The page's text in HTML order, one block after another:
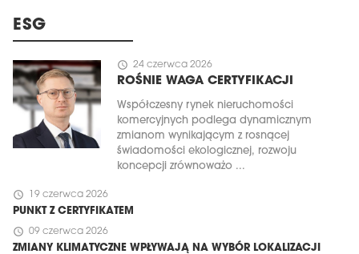
ESG
schedule 24 czerwca 2026
ROŚNIE WAGA CERTYFIKACJI
Współczesny rynek nieruchomości
komercyjnych podlega dynamicznym
zmianom wynikającym z rosnącej
świadomości ekologicznej, rozwoju
koncepcji zrównoważo ...
schedule 19 czerwca 2026
PUNKT Z CERTYFIKATEM
schedule 09 czerwca 2026
ZMIANY KLIMATYCZNE WPŁYWAJĄ NA WYBÓR LOKALIZACJI